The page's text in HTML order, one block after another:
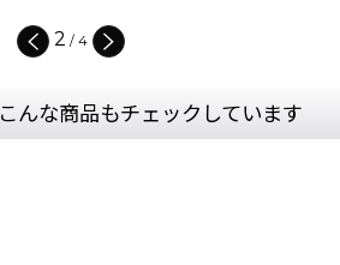
2 / 4
んな商品もチェックしています